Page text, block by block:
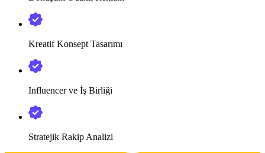
Kreatif Konsept Tasarımı
Influencer ve İş Birliği
Stratejik Rakip Analizi